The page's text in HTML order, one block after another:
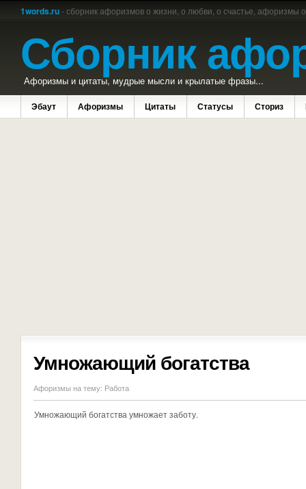
1words.ru- сборник афоризмов о жизни, о любви, о счастье,
Сборник
Афоризмы и цитаты, мудрые мысли и крылатые фразы...
Эбаут Афоризмы Цитаты Статусы Сториз
Умножающий богатства
Афоризмы на тему: Работа
Умножающий богатства умножает заботу.